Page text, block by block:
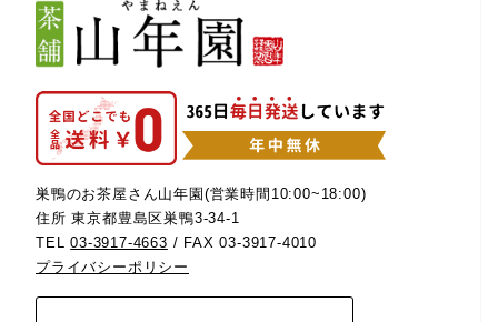
巣鴨のお茶屋さん山年園(営業時間10:00~18:00)
住所 東京都豊島区巣鴨3-34-1
TEL03-3917-4663 / FAX 03-3917-4010
プライバシーポリシー